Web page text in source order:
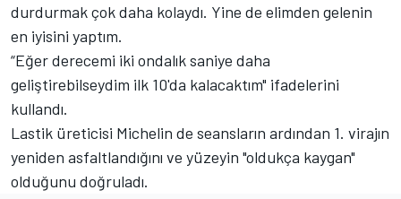
durdurmak çok daha kolaydı. Yine de elimden gelenin
en iyisini yaptım.
“Eğer derecemi iki ondalık saniye daha
geliştirebilseydim ilk 10'da kalacaktım" ifadelerini
kullandı.
Lastik üreticisi Michelin de seansların ardından 1. virajın
yeniden asfaltlandığını ve yüzeyin "oldukça kaygan"
olduğunu doğruladı.